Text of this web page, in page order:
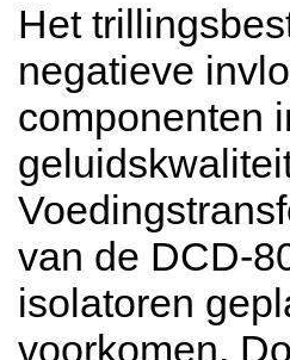
Het
negatieve
componenten
van de DCD-
isolatoren
voorkomen.